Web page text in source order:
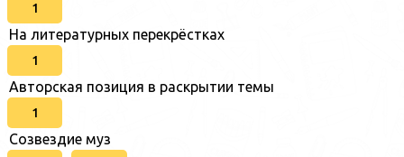
1
На литературных перекрёстках
1
Авторская позиция в раскрытии темы
1
Созвездие муз